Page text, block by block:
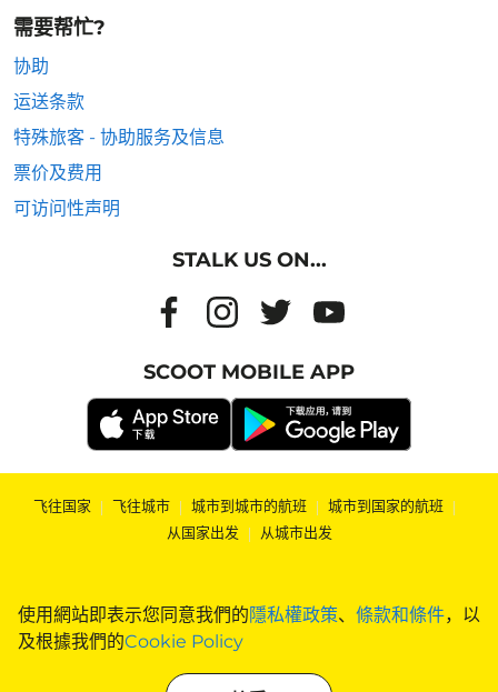
使用網站即表示您同意我們的隱私權政策、 條款和條件，以
及根據我們的Cookie Policy
需要帮忙?
协助
运送条款
特殊旅客 - 协助服务及信息
票价及费用
可访问性声明
STALK US ON...
SCOOT MOBILE APP
飞往国家 | 飞往城市 | 城市到城市的航班 | 城市到国家的航班 |
从国家出发 | 从城市出发